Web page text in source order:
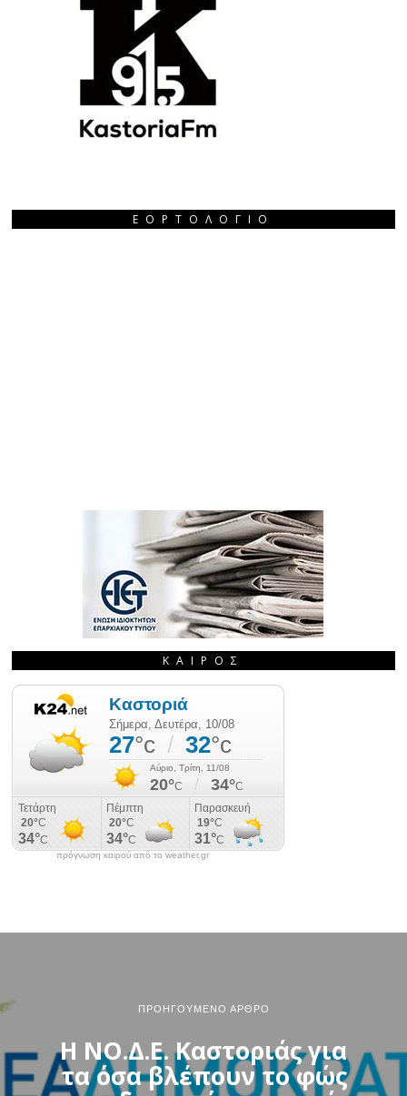
ΕΟΡΤΟΛΌΓΙΟ
ΚΑΙΡΌΣ
πρόγνωση καιρού από το weather.gr
ΠΡΟΗΓΟΎΜΕΝΟ ΆΡΘΡΟ
Η ΝΟ.Δ.Ε. Καστοριάς για
τα όσα βλέπουν το φώς